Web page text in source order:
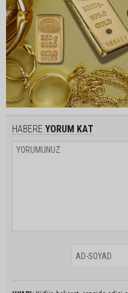
HABERE YORUM KAT